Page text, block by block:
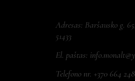
Adresas: Baršausko g.
51433
El. paštas:
Telefono nr. +370 664